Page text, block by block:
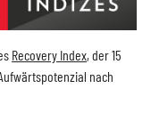
Recovery Index, der 15
nach